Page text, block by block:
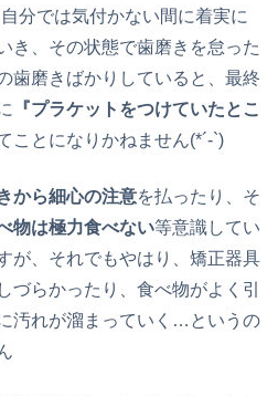
分では気付かない間に着実に
き、その状態で歯磨きを怠った
歯磨きばかりしていると、最終
『プラケットをつけていたとこ
ことになりかねません(*´-`)
から細心の注意を払ったり、そ
物は極力食べない等意識してい
が、それでもやはり、矯正器具
づらかったり、食べ物がよく引
汚れが溜まっていく…というの